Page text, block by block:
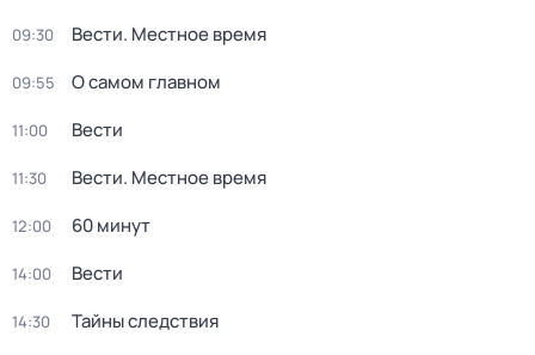
09:30 Вести. Местное время
09:55 О самом главном
11:00 Вести
11:30 Вести. Местное время
12:00 60 минут
14:00 Вести
14:30 Тайны следствия